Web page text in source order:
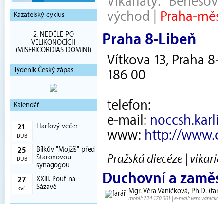
Kazatelský cyklus
2. NEDĚLE PO
VELIKONOCÍCH
(MISERICORDIAS DOMINI)
Týdeník Český zápas
Kalendář
21
DUB
Harfový večer
25
DUB
Bílkův "Mojžíš" před
Staronovou
synagogou
27
KVĚ
XXIII. Pouť na
Sázavě
východ
Praha-
Praha 8-Libeň
Vítkova 13, Praha
186 00
telefon:
e-mail:
www: http://
Pražská diecéze |
Duchovní a
Mgr. Věra Vaníčková, Ph.D.
mobil: 724 170 001 | e-mail: